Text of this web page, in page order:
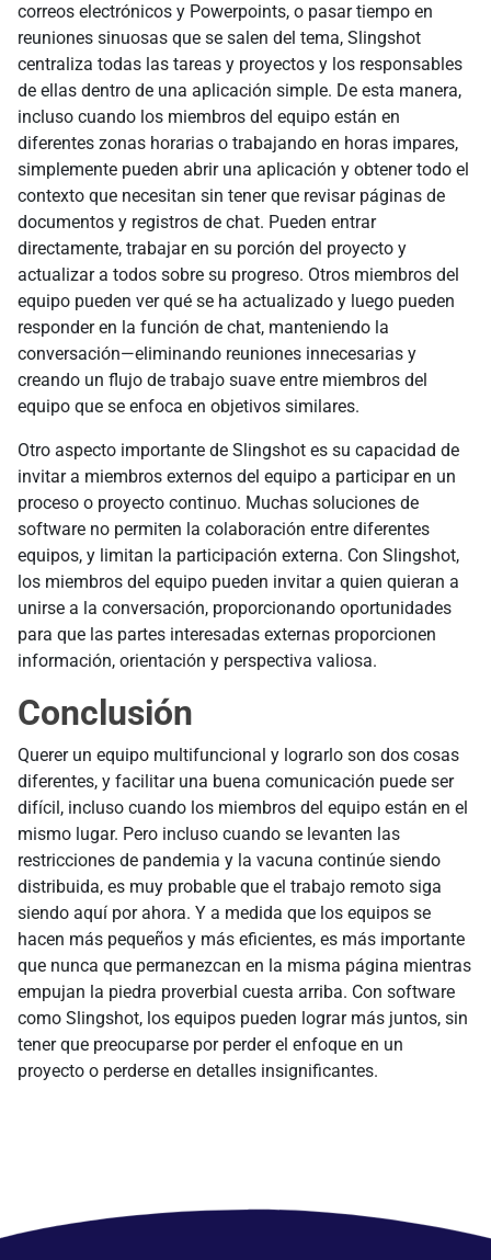
correos electrónicos y Powerpoints, o pasar tiempo en
reuniones sinuosas que se salen del tema, Slingshot
centraliza todas las tareas y proyectos y los responsables
de ellas dentro de una aplicación simple. De esta manera,
incluso cuando los miembros del equipo están en
diferentes zonas horarias o trabajando en horas impares,
simplemente pueden abrir una aplicación y obtener todo el
contexto que necesitan sin tener que revisar páginas de
documentos y registros de chat. Pueden entrar
directamente, trabajar en su porción del proyecto y
actualizar a todos sobre su progreso. Otros miembros del
equipo pueden ver qué se ha actualizado y luego pueden
responder en la función de chat, manteniendo la
conversación—eliminando reuniones innecesarias y
creando un flujo de trabajo suave entre miembros del
equipo que se enfoca en objetivos similares.
Otro aspecto importante de Slingshot es su capacidad de
invitar a miembros externos del equipo a participar en un
proceso o proyecto continuo. Muchas soluciones de
software no permiten la colaboración entre diferentes
equipos, y limitan la participación externa. Con Slingshot,
los miembros del equipo pueden invitar a quien quieran a
unirse a la conversación, proporcionando oportunidades
para que las partes interesadas externas proporcionen
información, orientación y perspectiva valiosa.
Conclusión
Querer un equipo multifuncional y lograrlo son dos cosas
diferentes, y facilitar una buena comunicación puede ser
difícil, incluso cuando los miembros del equipo están en el
mismo lugar. Pero incluso cuando se levanten las
restricciones de pandemia y la vacuna continúe siendo
distribuida, es muy probable que el trabajo remoto siga
siendo aquí por ahora. Y a medida que los equipos se
hacen más pequeños y más eficientes, es más importante
que nunca que permanezcan en la misma página mientras
empujan la piedra proverbial cuesta arriba. Con software
como Slingshot, los equipos pueden lograr más juntos, sin
tener que preocuparse por perder el enfoque en un
proyecto o perderse en detalles insignificantes.